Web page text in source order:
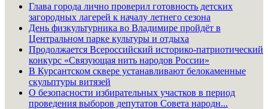
Глава города лично проверил готовность детских
загородных лагерей к началу летнего сезона
День физкультурника во Владимире пройдёт в
Центральном парке культуры и отдыха
Продолжается Всероссийский историко-патриотический
конкурс «Связующая нить народов России»
В Курсантском сквере устанавливают белокаменные
скульптуры витязей
О безопасности избирательных участков в период
проведения выборов депутатов Совета народн...